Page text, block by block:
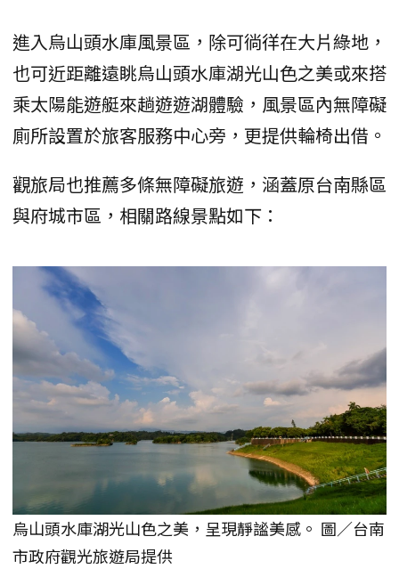
進入烏山頭水庫風景區，除可徜徉在大片綠地，
也可近距離遠眺烏山頭水庫湖光山色之美或來搭
乘太陽能遊艇來趟遊遊湖體驗，風景區內無障礙
廁所設置於旅客服務中心旁，更提供輪椅出借。
觀旅局也推薦多條無障礙旅遊，涵蓋原台南縣區
與府城市區，相關路線景點如下：
烏山頭水庫湖光山色之美，呈現靜謐美感。 圖／台南
市政府觀光旅遊局提供